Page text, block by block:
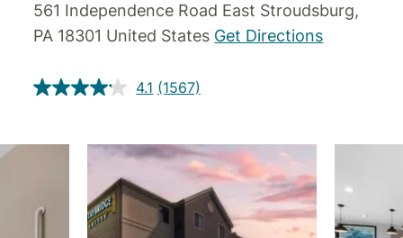
561 Independence Road East Stroudsburg,
PA 18301 United States Get Directions
4.1 (1567)